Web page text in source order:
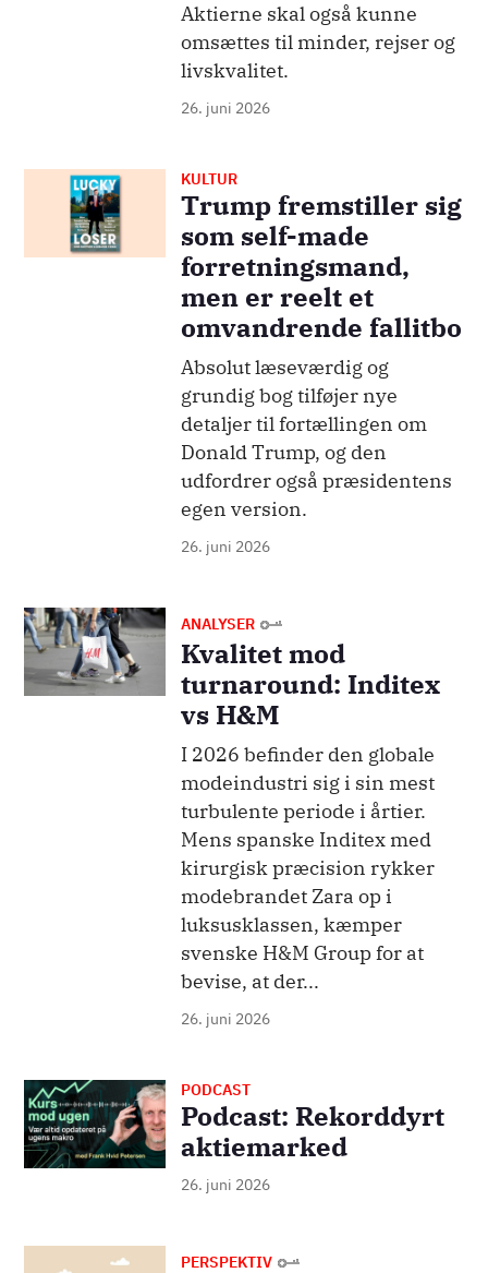
Aktierne skal også kunne
omsættes til minder, rejser og
livskvalitet.
26. juni 2026
Billede KULTUR
Trump fremstiller sig
som self-made
forretningsmand,
men er reelt et
omvandrende fallitbo
Absolut læseværdig og
grundig bog tilføjer nye
detaljer til fortællingen om
Donald Trump, og den
udfordrer også præsidentens
egen version.
26. juni 2026
Billede ANALYSER
Kvalitet mod
turnaround: Inditex
vs H&M
I 2026 befinder den globale
modeindustri sig i sin mest
turbulente periode i årtier.
Mens spanske Inditex med
kirurgisk præcision rykker
modebrandet Zara op i
luksusklassen, kæmper
svenske H&M Group for at
bevise, at der...
26. juni 2026
Billede PODCAST
Podcast: Rekorddyrt
aktiemarked
26. juni 2026
PERSPEKTIV